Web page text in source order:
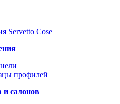
и салонов